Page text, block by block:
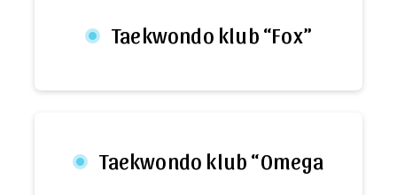
Taekwondo klub “Fox”
Taekwondo klub “Omega